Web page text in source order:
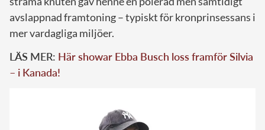
avslappnad framtoning – typiskt för kronprinsessans i
mer vardagliga miljöer.
LÄS MER: Här showar Ebba Busch loss framför Silvia
– i Kanada!